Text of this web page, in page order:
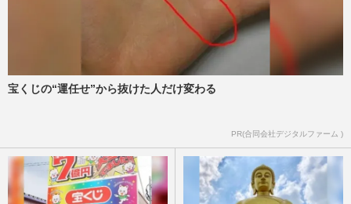
テーマ曲が変更で思いだすマッキーの迷言
週刊女性2020年11月3日号
槇原敬之初公判がコロナで延期、「執行猶
予の見通し」もライブ自粛で復帰絶望
宝くじの“運任せ”から抜けた人だけ変わる
PR(合同会社デジタルファーム )